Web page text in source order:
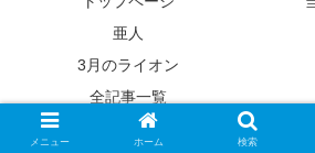
亜人
3月のライオン
全記事一覧
© 2015 あの漫画のここが気に
メニュー ホーム 検索